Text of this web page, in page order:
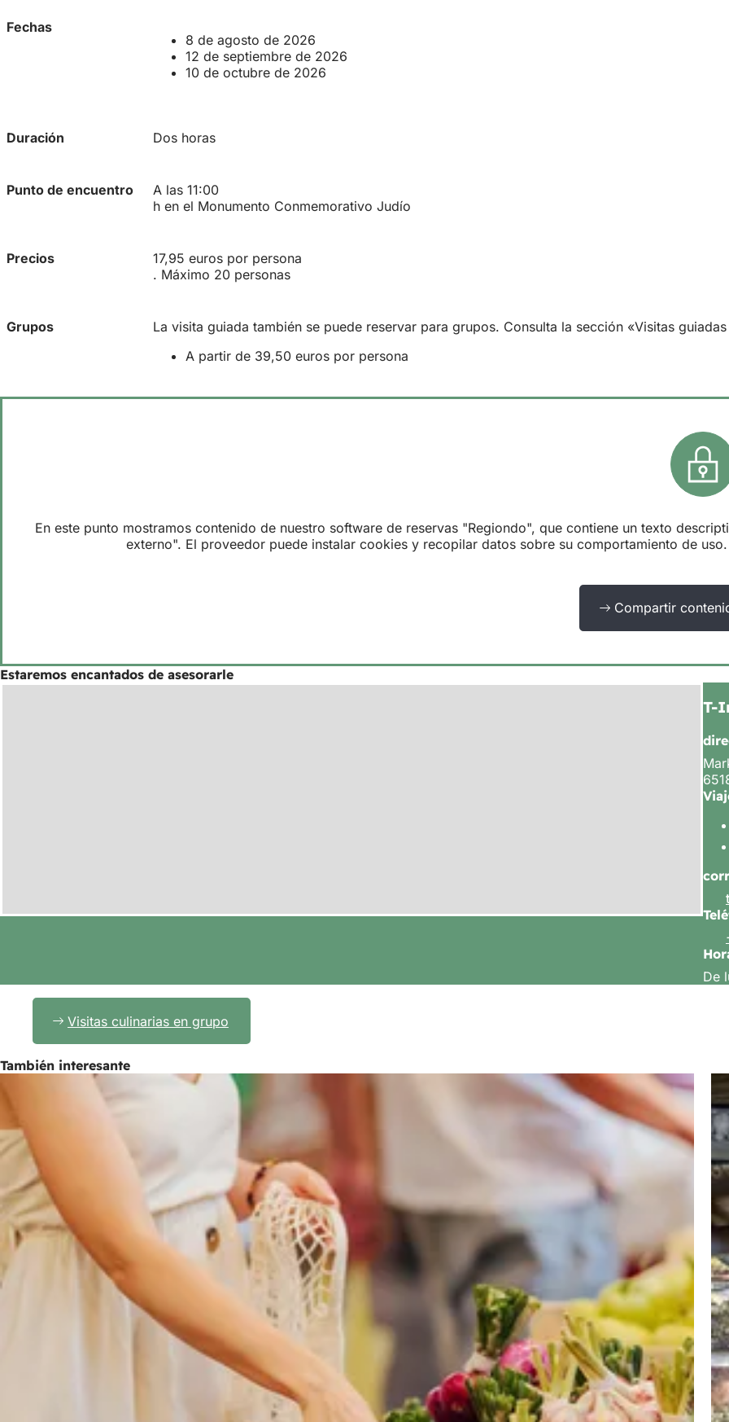
Fechas
8 de agosto de 2026
12 de septiembre de 2026
10 de octubre de 2026
Duración Dos horas
Punto de encuentro
A las 11:00
h en el Monumento Conmemorativo Judío
Precios
17,95 euros por persona
. Máximo 20 personas
Grupos
La visita guiada también se puede reservar para grupos. Consulta la sección «Visitas
A partir de 39,50 euros por persona
En este punto mostramos contenido de nuestro software de reservas "Regiondo", que contiene un texto
externo". El proveedor puede instalar cookies y recopilar datos sobre su comportamiento de
Compartir
Estaremos encantados de asesorarle
T-
De
Visitas culinarias en grupo
También interesante